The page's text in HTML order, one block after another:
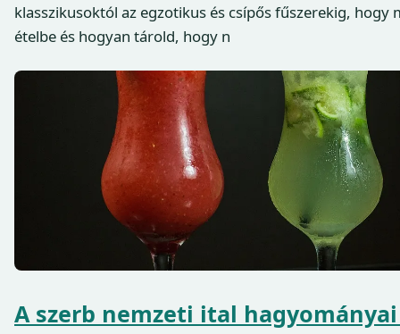
klasszikusoktól az egzotikus és csípős fűszerekig,
ételbe és hogyan tárold, hogy n
A szerb nemzeti ital